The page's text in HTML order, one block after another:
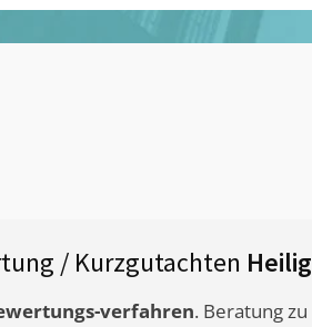
/ Kurzgutachten
verfahren. Beratung zu